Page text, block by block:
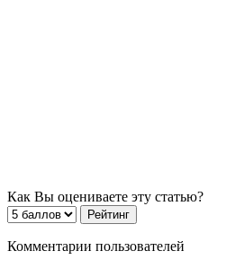
Как Вы оцениваете эту статью?
Комментарии пользователей